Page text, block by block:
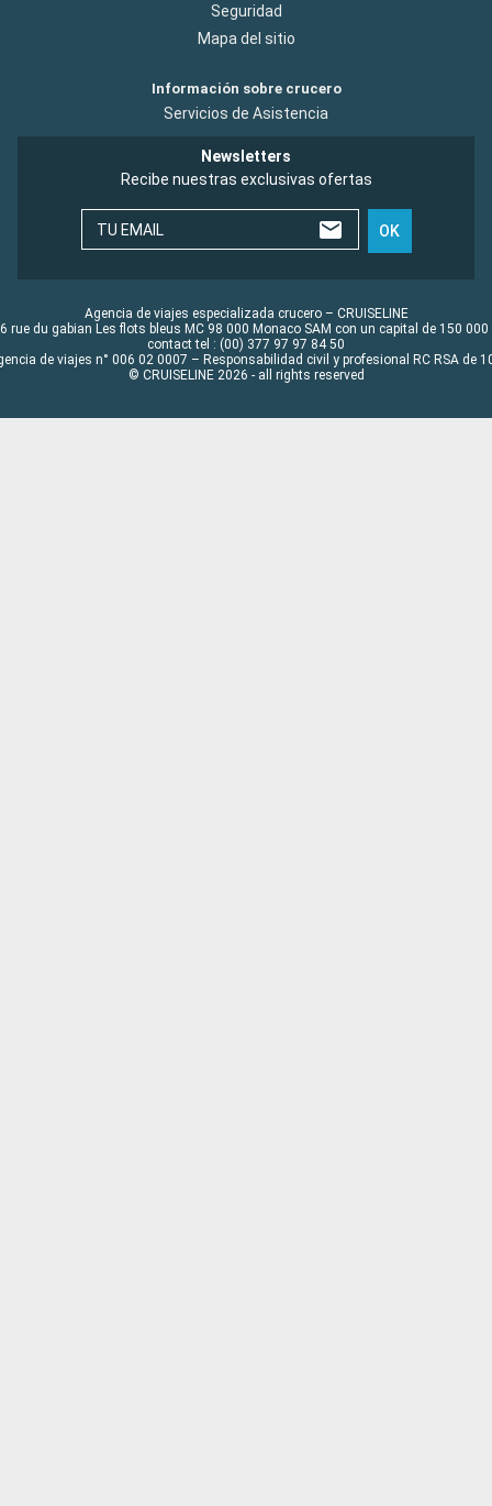
Seguridad
Mapa del sitio
Información sobre crucero
Servicios de Asistencia
Newsletters
Recibe nuestras exclusivas ofertas
TU EMAIL OK
Agencia de viajes especializada crucero – CRUISELINE
rue du gabian Les flots bleus MC 98 000 Monaco SAM con un capital de 150 000
contact tel : (00) 377 97 97 84 50
de viajes n° 006 02 0007 – Responsabilidad civil y profesional RC RSA de
© CRUISELINE 2026 - all rights reserved